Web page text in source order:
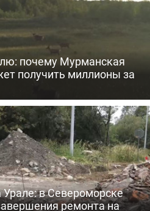
почему Мурманская
получить миллионы за
в Североморске
ремонта на